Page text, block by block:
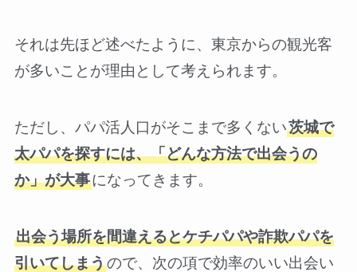
それは先ほど述べたように、東京からの観光客
が多いことが理由として考えられます。
ただし、パパ活人口がそこまで多くない茨城で
太パパを探すには、「どんな方法で出会うの
か」が大事になってきます。
出会う場所を間違えるとケチパパや詐欺パパを
引いてしまうので、次の項で効率のいい出会い